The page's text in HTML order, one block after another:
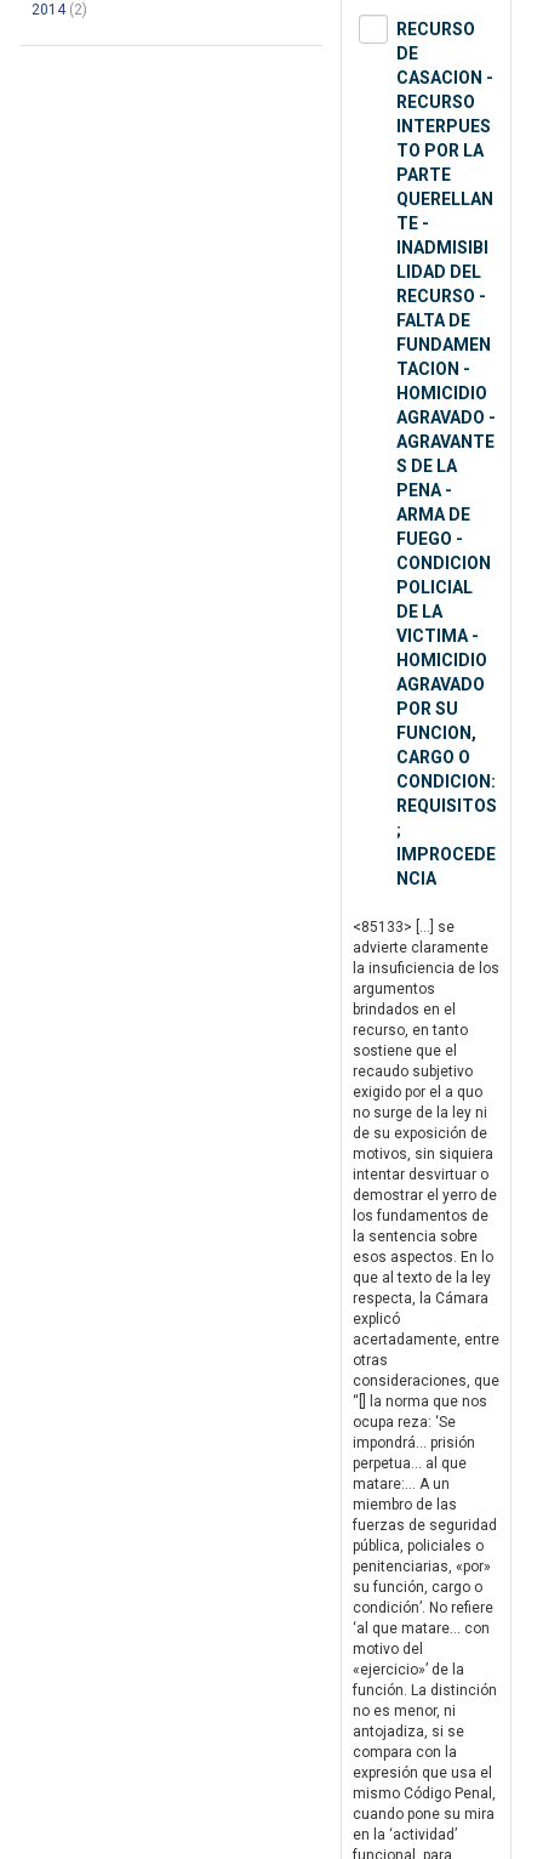
2014(2)
RECURSO
DE
CASACION -
RECURSO
INTERPUES
TO POR LA
PARTE
QUERELLAN
TE -
INADMISIBI
LIDAD DEL
RECURSO -
FALTA DE
FUNDAMEN
TACION -
HOMICIDIO
AGRAVADO -
AGRAVANTE
S DE LA
PENA -
ARMA DE
FUEGO -
CONDICION
POLICIAL
DE LA
VICTIMA -
HOMICIDIO
AGRAVADO
POR SU
FUNCION,
CARGO O
CONDICION:
REQUISITOS
;
IMPROCEDE
NCIA
<85133> […] se
advierte claramente
la insuficiencia de los
argumentos
brindados en el
recurso, en tanto
sostiene que el
recaudo subjetivo
exigido por el a quo
no surge de la ley ni
de su exposición de
motivos, sin siquiera
intentar desvirtuar o
demostrar el yerro de
los fundamentos de
la sentencia sobre
esos aspectos. En lo
que al texto de la ley
respecta, la Cámara
explicó
acertadamente, entre
otras
consideraciones, que
“[] la norma que nos
ocupa reza: ‘Se
impondrá… prisión
perpetua… al que
matare:… A un
miembro de las
fuerzas de seguridad
pública, policiales o
penitenciarias, «por»
su función, cargo o
condición’. No refiere
‘al que matare… con
motivo del
«ejercicio»’ de la
función. La distinción
no es menor, ni
antojadiza, si se
compara con la
expresión que usa el
mismo Código Penal,
cuando pone su mira
en la ‘actividad’